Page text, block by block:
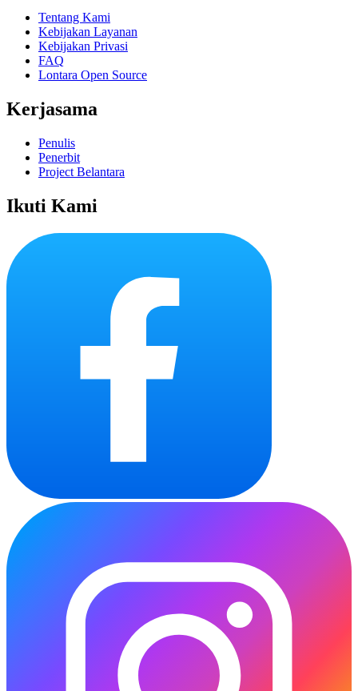
Tentang Kami
Kebijakan Layanan
Kebijakan Privasi
FAQ
Lontara Open Source
Kerjasama
Penulis
Penerbit
Project Belantara
Ikuti Kami